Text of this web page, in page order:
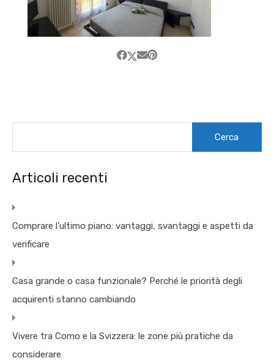
Articoli recenti
Comprare l’ultimo piano: vantaggi, svantaggi e aspetti da
verificare
Casa grande o casa funzionale? Perché le priorità degli
acquirenti stanno cambiando
Vivere tra Como e la Svizzera: le zone più pratiche da
considerare